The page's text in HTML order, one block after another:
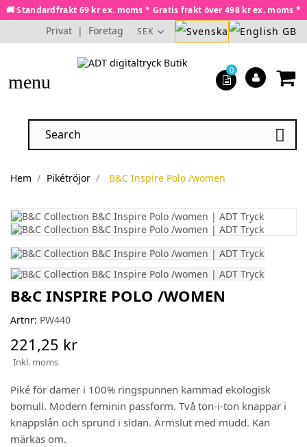
🚚 Standardfrakt 69 kr ex. moms * Gratis frakt över 498 kr ex. moms *
Privat | Företag SEK
menu

0
Hem Pikétröjor B&C Inspire Polo /women
B&C INSPIRE POLO /WOMEN
Artnr: PW440
221,25 kr
Inkl. moms
Piké för damer i 100% ringspunnen kammad ekologisk
bomull. Modern feminin passform. Två ton-i-ton knappar i
knappslån och sprund i sidan. Ärmslut med mudd. Kan
märkas om.